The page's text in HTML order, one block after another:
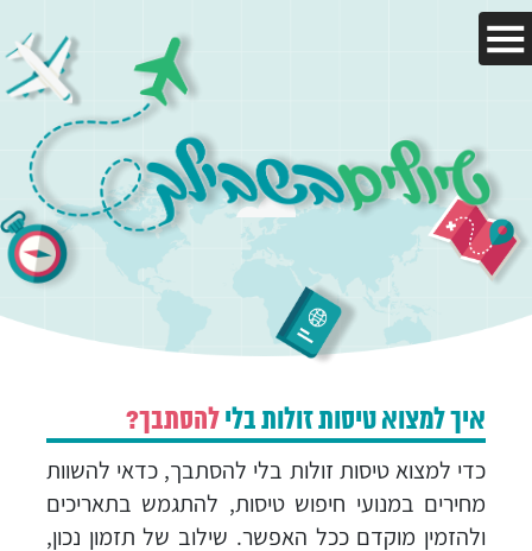
עמוד הבית
היעדים שלנו
מאמרים
טיול בהתאמה אישית
צור קשר
איך למצוא טיסות זולות בלילהסתבך?
כדי למצוא טיסות זולות בלי להסתבך, כדאי להשוות
מחירים במנועי חיפוש טיסות, להתגמש בתאריכים
ולהזמין מוקדם ככל האפשר. שילוב של תזמון נכון,